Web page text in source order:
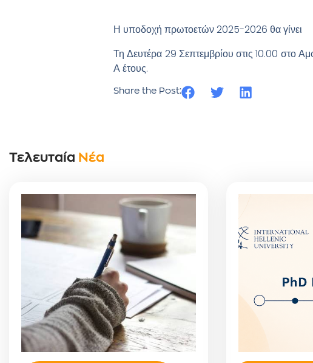
Η υποδοχή πρωτοετών 2025-2026 θα γίνει
Τη Δευτέρα 29 Σεπτεμβρίου στις 10.00 στο
Α έτους.
Share the Post:
Τελευταία Νέα